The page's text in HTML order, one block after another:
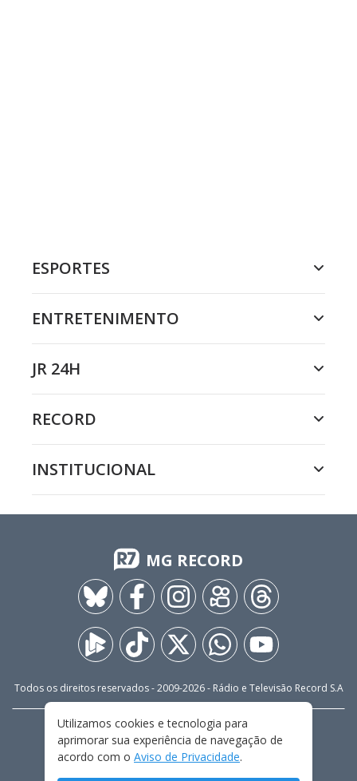
ESPORTES
ENTRETENIMENTO
JR 24H
RECORD
INSTITUCIONAL
MG RECORD
Todos os direitos reservados - 2009-2026- Rádio e Televisão Record S.A
FALE CONOSCO
PRIVACIDADE
TERMOS E CONDIÇÕES DE USO
Utilizamos cookies e tecnologia para
aprimorar sua experiência de navegação de
acordo com o Aviso de Privacidade.